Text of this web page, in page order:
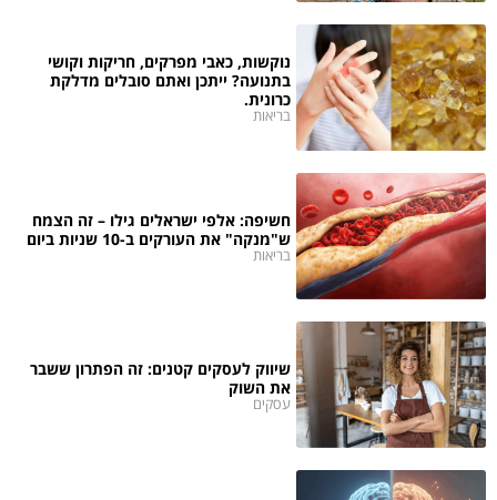
נוקשות, כאבי מפרקים, חריקות וקושי
בתנועה? ייתכן ואתם סובלים מדלקת
כרונית.
בריאות
חשיפה: אלפי ישראלים גילו – זה הצמח
ש"מנקה" את העורקים ב-10 שניות ביום
בריאות
שיווק לעסקים קטנים: זה הפתרון ששבר
את השוק
עסקים